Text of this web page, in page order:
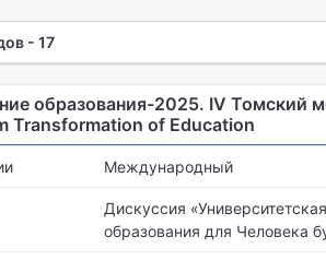
- 17
образования-2025. IV Томский
Transformation of Education
Международный
Дискуссия
образования для Человека